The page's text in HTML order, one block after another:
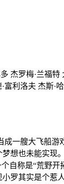
罗梅·兰福
利洛夫 杰斯
一艘大飞船
想也未能实
称是“荒野
罗其实是个